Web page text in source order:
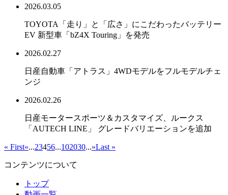
2026.03.05
TOYOTA「走り」と「広さ」にこだわったバッテリー
EV 新型車「bZ4X Touring」を発売
2026.02.27
日産自動車「アトラス」4WDモデルをフルモデルチェ
ンジ
2026.02.26
日産モータースポーツ＆カスタマイズ、ルークス
「AUTECH LINE」 グレードバリエーションを追加
« First«...23456...102030...»Last »
コンテンツについて
トップ